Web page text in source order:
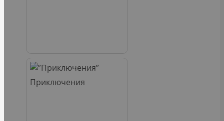
Приключения